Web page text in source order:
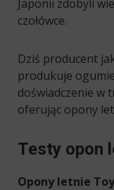
Japonii zdobyli
czołówce.
Dziś producent
produkuje
doświadczenie w
oferując opony
Testy opon
Opony letnie